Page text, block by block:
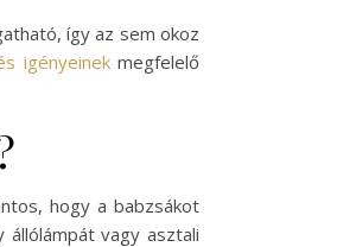
így az sem okoz
igényeinekmegfelelő
hogy a babzsákot
vagy asztali